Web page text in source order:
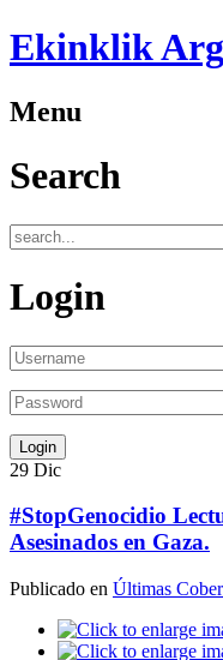
Ekinklik
Menu
Search
Login
29 Dic
#StopGenocidio
Asesinados en Gaza.
Publicado en Últimas